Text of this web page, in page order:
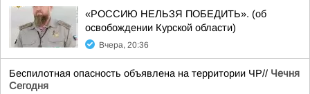
«РОССИЮ НЕЛЬЗЯ ПОБЕДИТЬ». (об
освобождении Курской области)
Вчера, 20:36
Беспилотная опасность объявлена на территории ЧР// Чечня
Сегодня